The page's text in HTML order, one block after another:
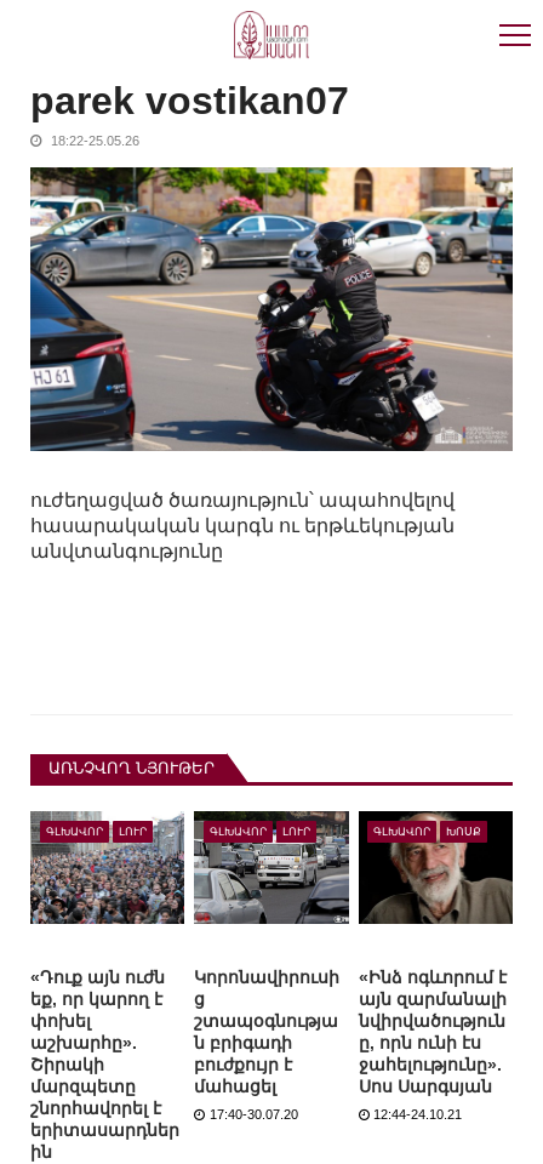
parek vostikan07
18:22-25.05.26
ուժեղացված ծառայություն՝ ապահովելով
հասարակական կարգն ու երթևեկության
անվտանգությունը
ԱՌՆՉՎՈՂ ՆՅՈՒԹԵՐ
ԳԼԽԱՎՈՐ ԼՈՒՐ
«Դուք այն ուժն
եք, որ կարող է
փոխել
աշխարհը».
Շիրակի
մարզպետը
շնորհավորել է
երիտասարդներ
ին
ԳԼԽԱՎՈՐ ԼՈՒՐ
Կորոնավիրուսի
ց
շտապօգնությա
ն բրիգադի
բուժքույր է
մահացել
17:40-30.07.20
ԳԼԽԱՎՈՐ ԽՈՍՔ
«Ինձ ոգևորում է
այն զարմանալի
նվիրվածություն
ը, որն ունի էս
ջահելությունը».
Սոս Սարգսյան
12:44-24.10.21